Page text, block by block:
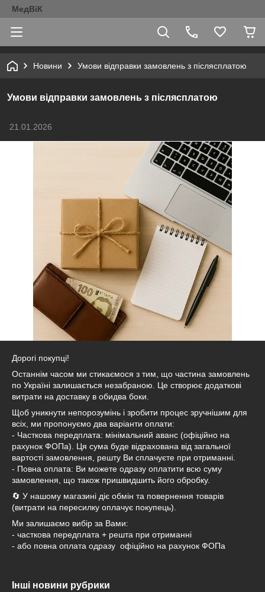
МедВіК
Новини Умови відправки замовлень з післясплатою
Умови відправки замовлень з післясплатою
21.01.2026
Дорогі покупці!
Останнім часом ми стикаємося з тим, що частина замовлень
по Україні залишається незабраною. Це створює додаткові
витрати на доставку в обидва боки.
Щоб уникнути непорозумінь і зробити процес зручнішим для
всіх, ми пропонуємо два варіанти оплати:
- Часткова передплата: мінімальний аванс (офіційно на
рахунок ФОПа). Ця сума буде відрахована від загальної
вартості замовлення, решту Ви сплачуєте при отриманні.
- Повна оплата: Ви можете одразу оплатити всю суму
замовлення, що також пришвидшить його обробку.
🔄 У нашому магазині діє обмін та повернення товарів
(витрати на пересилку оплачує покупець).
Ми залишаємо вибір за Вами:
- часткова передплата + решта при отриманні
- або повна оплата одразу офіційно на рахунок ФОПа
Інші новини рубрики